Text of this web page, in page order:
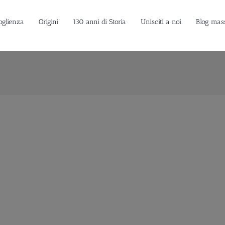
Origini 130 anni di Storia Unisciti a noi Blog